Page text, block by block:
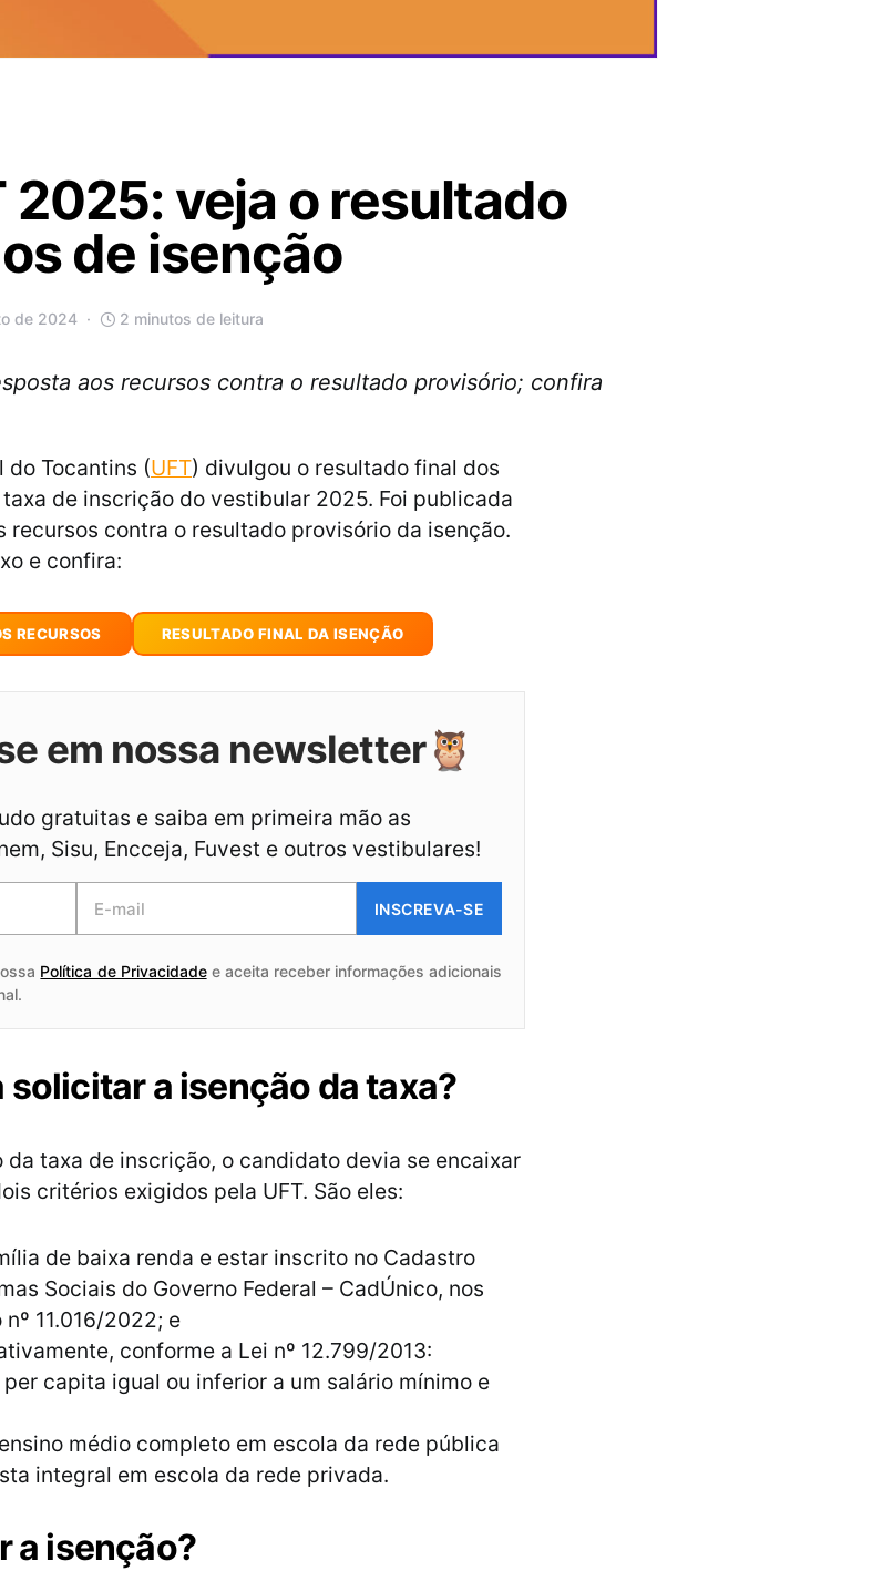
2025: veja o resultado
de isenção
de 2024 2 minutos de leitura
aos recursos contra o resultado provisório; confira
do Tocantins (UFT) divulgou o resultado final dos
de inscrição do vestibular 2025. Foi publicada
recursos contra o resultado provisório da isenção.
e confira:
RECURSOS RESULTADO FINAL DA ISENÇÃO
em nossa newsletter🦉
gratuitas e saiba em primeira mão as
Sisu, Encceja, Fuvest e outros vestibulares!
INSCREVA-SE
Política de Privacidadee aceita receber informações adicionais
solicitar a isenção da taxa?
da taxa de inscrição, o candidato devia se encaixar
critérios exigidos pela UFT. São eles:
de baixa renda e estar inscrito no Cadastro
Sociais do Governo Federal – CadÚnico, nos
11.016/2022; e
conforme a Lei nº 12.799/2013:
capita igual ou inferior a um salário mínimo e
médio completo em escola da rede pública
integral em escola da rede privada.
a isenção?